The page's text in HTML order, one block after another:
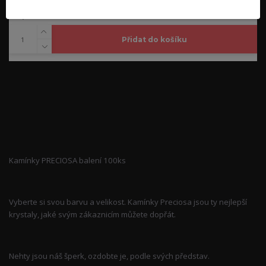
Přidat do košíku
Kamínky PRECIOSA balení 100ks
Vyberte si svou barvu a velikost. Kamínky Preciosa jsou ty nejlepší
krystaly, jaké svým zákaznicím můžete dopřát.
Nehty jsou náš šperk, ozdobte je, podle svých představ.